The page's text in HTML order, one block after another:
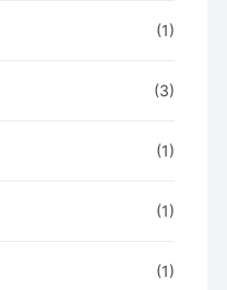
(1)
(3)
(1)
(1)
(1)